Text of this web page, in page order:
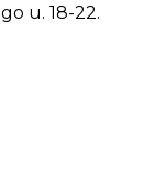
u. 18-22.